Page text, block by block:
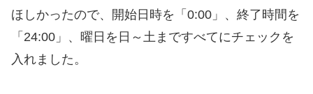
ほしかったので、開始日時を「0:00」、終了時間を
「24:00」、曜日を日～土まですべてにチェックを
入れました。